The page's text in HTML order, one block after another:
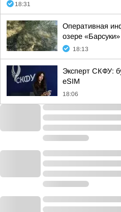
18:31
Оперативная
озере «Барсуки»
18:13
Эксперт СКФУ:
eSIM
18:06